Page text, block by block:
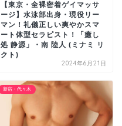
【東京・全裸密着ゲイマッサ
ージ】水泳部出身・現役リー
マン！礼儀正しい爽やかスマ
ート体型セラピスト！「癒し
処 静源」・南 陸人 (ミナミ リ
クト)
2024年6月21日
新宿・代々木